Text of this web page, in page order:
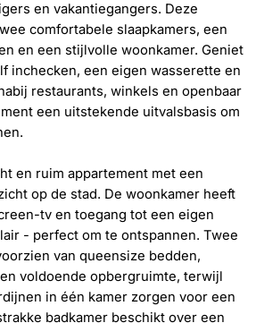
en vakantiegangers. Deze
comfortabele slaapkamers, een
en een stijlvolle woonkamer. Geniet
inchecken, een eigen wasserette en
restaurants, winkels en openbaar
een uitstekende uitvalsbasis om
en ruim appartement met een
op de stad. De woonkamer heeft
tv en toegang tot een eigen
- perfect om te ontspannen. Twee
van queensize bedden,
voldoende opbergruimte, terwijl
in één kamer zorgen voor een
badkamer beschikt over een